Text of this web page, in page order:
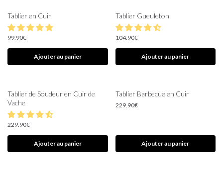
Tablier en Cuir
99.90€
Ajouter au panier
Tablier Gueuleton
104.90€
Ajouter au panier
Tablier de Soudeur en Cuir de
Vache
229.90€
Ajouter au panier
Tablier Barbecue en Cuir
229.90€
Ajouter au panier